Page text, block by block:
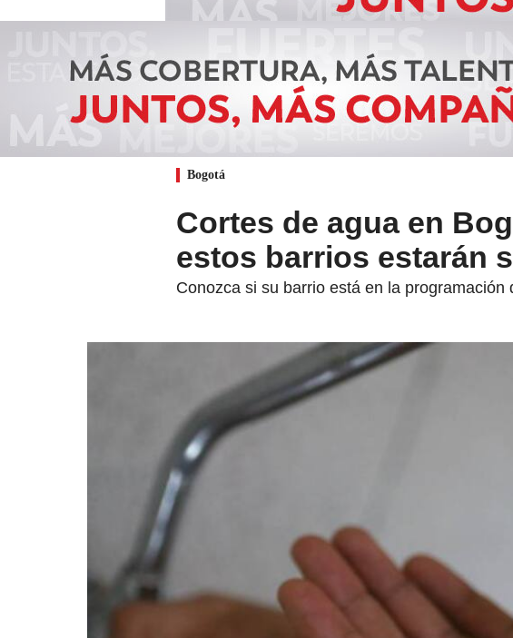
Bogotá
Cortes de agua en
estos barrios estarán
Conozca si su barrio está en la